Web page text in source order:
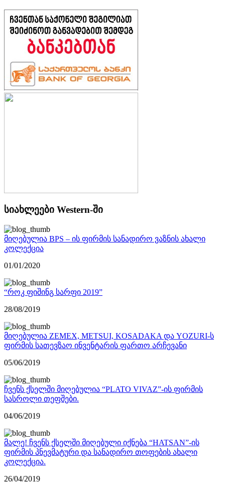
სიახლეები Western-ში
მიღებულია BPS – ის ფირმის სანადირო ვაზნის ახალი
კოლექცია
01/01/2020
“როკ ფიშინგ სარფი 2019”
28/08/2019
მიღებულია ZEMEX, METSUI, KOSADAKA და YOZURI-ს
ფირმის სათევზაო ინვენტარის ფართო არჩევანი
05/06/2019
ჩვენს ქსელში მიღებულია “PLATO VIVAZ”-ის ფირმის
სასროლი თეფშები.
04/06/2019
მალე! ჩვენს ქსელში მიღებული იქნება “HATSAN”-ის
ფირმის პნევმატური და სანადირო თოფების ახალი
კოლექცია.
26/04/2019